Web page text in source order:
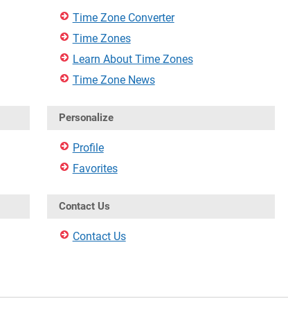
Time Zone Converter
Time Zones
Learn About Time Zones
Time Zone News
Personalize
Profile
Favorites
Contact Us
Contact Us